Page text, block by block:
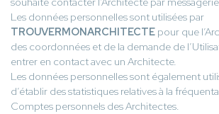
Les données personnelles sont utilisées par
TROUVERMONARCHITECTE pour que
des coordonnées et de la demande de
entrer en contact avec un Architecte.
Les données personnelles sont également
d’établir des statistiques relatives à la
Comptes personnels des Architectes.